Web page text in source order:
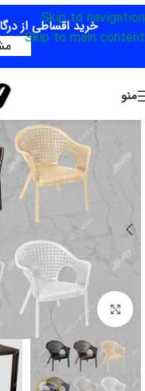
Skip to navigation
Skip to main content
خرید اقساطی از
منو
برای بزرگنمایی کلیک